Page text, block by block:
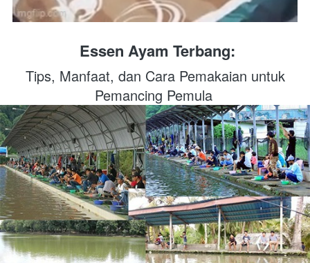
Essen Ayam Terbang:
Pemancing Pemula